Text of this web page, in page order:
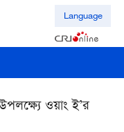
Language
ওয়াং ই’র